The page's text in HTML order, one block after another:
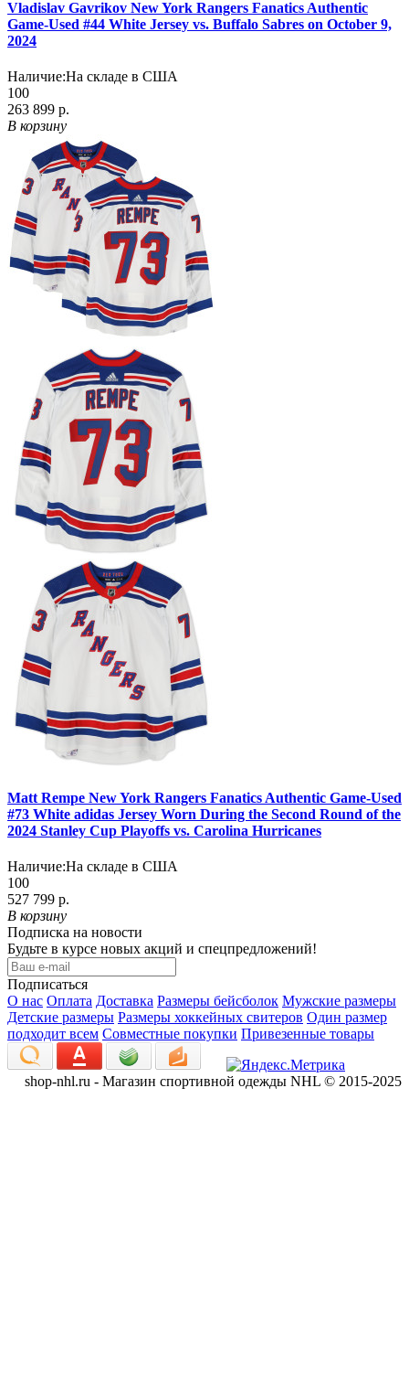
Vladislav Gavrikov New York Rangers Fanatics Authentic
Game-Used #44 White Jersey vs. Buffalo Sabres on October 9,
2024
Наличие:На складе в США
100
263 899 р.
В корзину
Matt Rempe New York Rangers Fanatics Authentic Game-Used
#73 White adidas Jersey Worn During the Second Round of the
2024 Stanley Cup Playoffs vs. Carolina Hurricanes
Наличие:На складе в США
100
527 799 р.
В корзину
Подписка на новости
Будьте в курсе новых акций и спецпредложений!
Подписаться
О нас Оплата Доставка Размеры бейсболок Мужские размеры
Детские размеры Размеры хоккейных свитеров Один размер
подходит всем Совместные покупки Привезенные товары
shop-nhl.ru - Магазин спортивной одежды NHL © 2015-2025